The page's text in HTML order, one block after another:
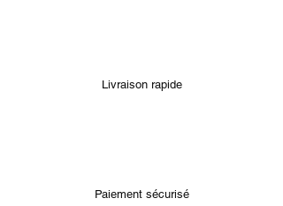
Livraison rapide
Paiement sécurisé